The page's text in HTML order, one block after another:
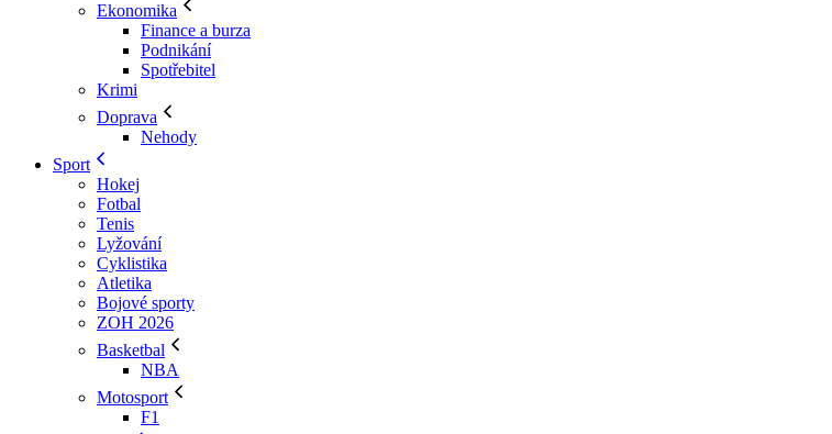
Ekonomika
Finance a burza
Podnikání
Spotřebitel
Krimi
Doprava
Nehody
Sport
Hokej
Fotbal
Tenis
Lyžování
Cyklistika
Atletika
Bojové sporty
ZOH 2026
Basketbal
NBA
Motosport
F1